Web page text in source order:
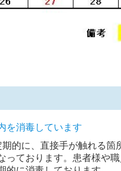
を消毒しています
的に、直接手が触れる箇
っております。患者様や